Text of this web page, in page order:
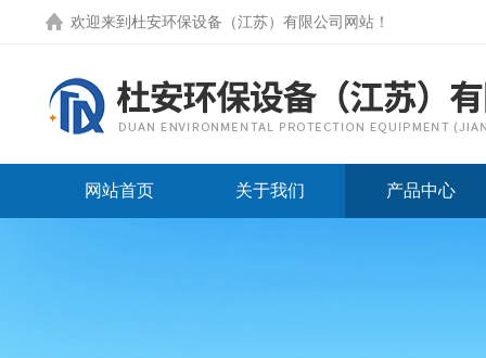
欢迎来到 杜安环保设备（江苏）有限公司网站 ！
网站首页 关于我们 产品中心